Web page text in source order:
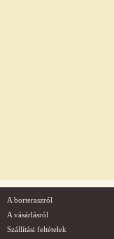
A borteraszról
A vásárlásról
Szállítási feltételek